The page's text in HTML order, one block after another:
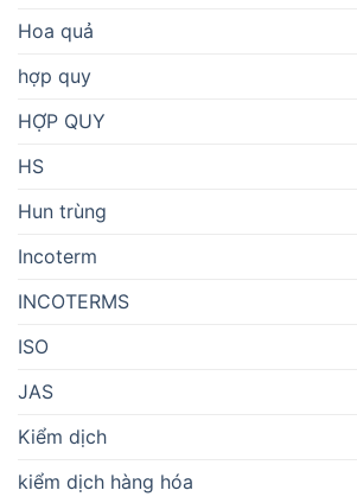
Hoa quả
hợp quy
HỢP QUY
HS
Hun trùng
Incoterm
INCOTERMS
ISO
JAS
Kiểm dịch
kiểm dịch hàng hóa